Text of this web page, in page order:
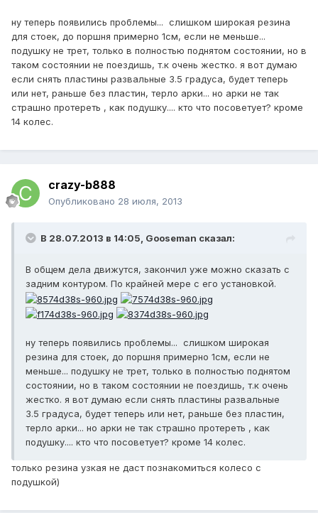
ну теперь появились проблемы... слишком широкая резина
для стоек, до поршня примерно 1см, если не меньше...
подушку не трет, только в полностью поднятом состоянии, но в
таком состоянии не поездишь, т.к очень жестко. я вот думаю
если снять пластины развальные 3.5 градуса, будет теперь
или нет, раньше без пластин, терло арки... но арки не так
страшно протереть , как подушку.... кто что посоветует? кроме
14 колес.
crazy-b888
Опубликовано 28 июля, 2013
В 28.07.2013 в 14:05, Gooseman сказал:
В общем дела движутся, закончил уже можно сказать с
задним контуром. По крайней мере с его установкой.
ну теперь появились проблемы... слишком широкая
резина для стоек, до поршня примерно 1см, если не
меньше... подушку не трет, только в полностью поднятом
состоянии, но в таком состоянии не поездишь, т.к очень
жестко. я вот думаю если снять пластины развальные
3.5 градуса, будет теперь или нет, раньше без пластин,
терло арки... но арки не так страшно протереть , как
подушку.... кто что посоветует? кроме 14 колес.
только резина узкая не даст познакомиться колесо с
подушкой)